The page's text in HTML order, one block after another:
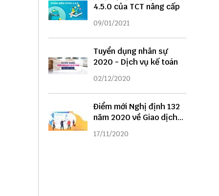
4.5.0 của TCT nâng cấp
09/01/2021
Tuyển dụng nhân sự
2020 - Dịch vụ kế toán
02/12/2020
Điểm mới Nghị định 132
năm 2020 về Giao dịch
liên kết
17/11/2020